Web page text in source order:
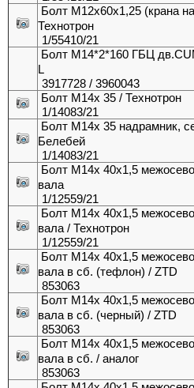
Болт М12х60х1,25 (крана
Технотрон
1/55410/21
Болт М14*2*160 ГБЦ
L
3917728 / 3960043
Болт М14х 35 / Технотрон
1/14083/21
Болт М14х 35 надрамник,
Белебей
1/14083/21
Болт М14х 40х1,5
вала
1/12559/21
Болт М14х 40х1,5
вала / Технотрон
1/12559/21
Болт М14х 40х1,5
вала в сб. (тефлон) / ZTD
853063
Болт М14х 40х1,5
вала в сб. (черный) / ZTD
853063
Болт М14х 40х1,5
вала в сб. / аналог
853063